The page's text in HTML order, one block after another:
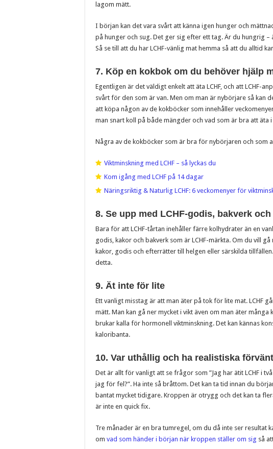
lagom mätt.
I början kan det vara svårt att känna igen hunger och
på hunger och sug. Det ger sig efter ett tag. Är du hungrig
Så se till att du har LCHF-vänlig mat hemma så att du alltid
7. Köp en kokbok om du behöver hjälp
Egentligen är det väldigt enkelt att äta LCHF, och att LCHF-
svårt för den som är van. Men om man är nybörjare så kan
att köpa någon av de kokböcker som innehåller
man snart koll på både mängder och vad som är bra att äta i
Några av de kokböcker som är bra för nybörjaren och som
Viktminskning med LCHF – så lyckas du
Kom igång med LCHF på 14 dagar
Näringsriktig & Naturlig LCHF: 6 veckomenyer för
8. Se upp med LCHF-godis, bakverk
Bara för att LCHF-tårtan inehåller färre kolhydrater än en
godis, kakor och bakverk som är LCHF-märkta. Om du vill
kakor, godis och efterrätter till helgen eller särskilda
detta.
9. Ät inte för lite
Ett vanligt misstag är att man äter på tok för lite mat. LCHF
mätt. Man kan gå ner mycket i vikt även om man äter
brukar kalla för hormonell viktminskning. Det kan kännas
kaloribanta.
10. Var uthållig och ha realistiska
Det är allt för vanligt att se frågor som ”Jag har ätit LCHF i
jag för fel?”. Ha inte så bråttom. Det kan ta tid innan du
bantat mycket tidigare. Kroppen är otrygg och det kan ta
är inte en quick fix.
Tre månader är en bra tumregel, om du då inte ser resultat
om vad som händer i början när kroppen ställer om sig så